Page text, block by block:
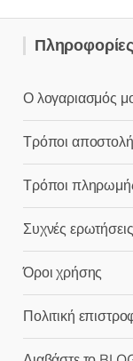
θ
κ
ε
α
ό
Πληροφορίες
Ο λογαριασμός
Τρόποι
Τρόποι
Συχνές ερωτήσεις
Όροι χρήσης
Πολιτική